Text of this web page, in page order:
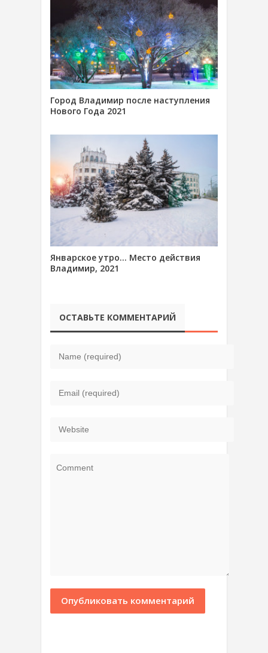
Город Владимир после наступления
Нового Года 2021
Январское утро… Место действия
Владимир, 2021
ОСТАВЬТЕ КОММЕНТАРИЙ